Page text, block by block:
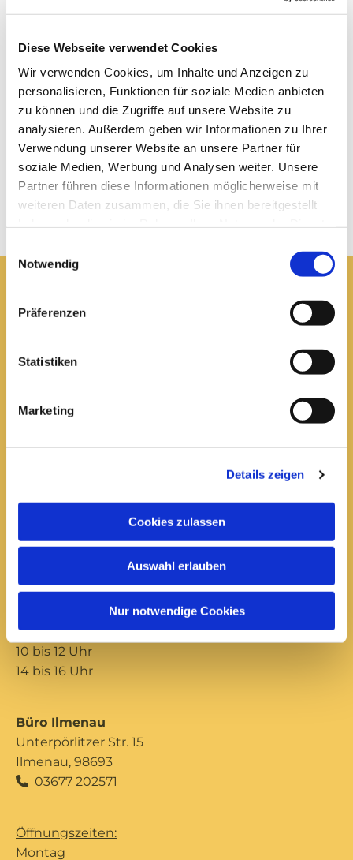
Diese Webseite verwendet Cookies
Wir verwenden Cookies, um Inhalte und Anzeigen zu
personalisieren, Funktionen für soziale Medien anbieten
zu können und die Zugriffe auf unsere Website zu
analysieren. Außerdem geben wir Informationen zu Ihrer
Verwendung unserer Website an unsere Partner für
soziale Medien, Werbung und Analysen weiter. Unsere
Partner führen diese Informationen möglicherweise mit
weiteren Daten zusammen, die Sie ihnen bereitgestellt
Notwendig
Präferenzen
Statistiken
Marketing
Details zeigen
Cookies zulassen
Auswahl erlauben
Nur notwendige Cookies
Pfarrei St. Elisabeth Arnstadt
Büro Arnstadt
Mittwoch
14 bis 16 Uhr
Donnerstag
10 bis 12 Uhr
14 bis 16 Uhr
Büro Ilmenau
Unterpörlitzer Str. 15
Ilmenau, 98693
 03677 202571
Öffnungszeiten:
Montag